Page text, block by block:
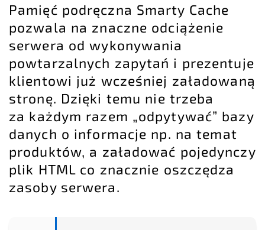
Pamięć podręczna Smarty Cache
pozwala na znaczne odciążenie
serwera od wykonywania
powtarzalnych zapytań i prezentuje
klientowi już wcześniej załadowaną
stronę. Dzięki temu nie trzeba
za każdym razem „odpytywać” bazy
danych o informacje np. na temat
produktów, a załadować pojedynczy
plik HTML co znacznie oszczędza
zasoby serwera.